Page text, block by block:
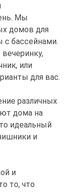
Мы
домов для
с бассейнами.
или
для вас.
различных
дома на
идеальный
и
и
то, что